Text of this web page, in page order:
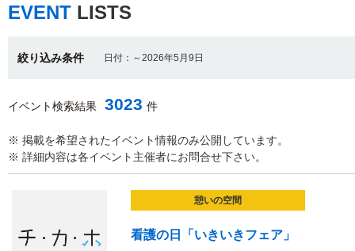
EVENT LISTS
絞り込み条件 日付：～2026年5月9日
イベント検索結果 3023 件
※ 掲載を希望されたイベント情報のみ公開しています。
※ 詳細内容は各イベント主催者にお問合せ下さい。
憩いの空間
看護の日「いきいきフェア」